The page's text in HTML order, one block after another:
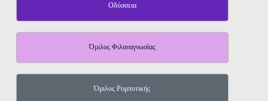
Οδύσσεια
Όμιλος Φιλαναγνωσίας
Όμιλος Ρομποτικής